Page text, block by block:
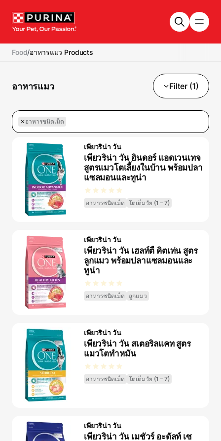
Food/อาหารแมว Products
อาหารแมว Filter (1)
อาหารชนิดเม็ด
เพียวริน่า วัน
เพียวริน่า วัน อินดอร์ แอดเวนเทจ
สูตรแมวโตเลี้ยงในบ้าน พร้อมปลา
แซลมอนและทูน่า
อาหารชนิดเม็ด โตเต็มวัย (1 – 7)
เพียวริน่า วัน
เพียวริน่า วัน เฮลท์ตี้ คิตเท่น สูตร
ลูกแมว พร้อมปลาแซลมอนและ
ทูน่า
อาหารชนิดเม็ด ลูกแมว
เพียวริน่า วัน
เพียวริน่า วัน สเตอริลแคท สูตร
แมวโตทำหมัน
อาหารชนิดเม็ด โตเต็มวัย (1 – 7)
เพียวริน่า วัน
เพียวริน่า วัน เมชัวร์ อะดัลท์ เซ